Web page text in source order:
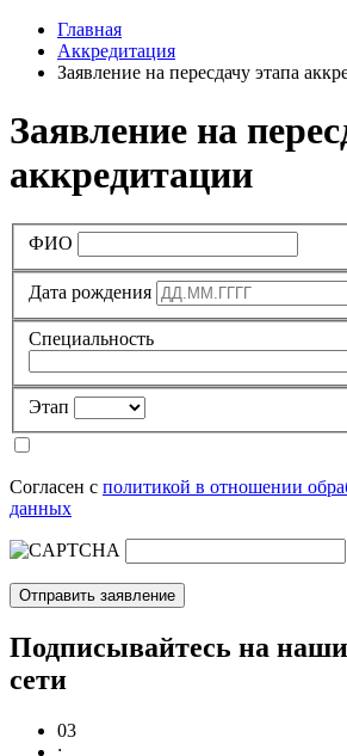
Главная
Аккредитация
Заявление на пересдачу этапа
Заявление на
аккредитации
ФИО
Дата рождения
Специальность
Этап
Согласен с политикой в отношении
данных
Отправить заявление
Подписывайтесь на
сети
03
: